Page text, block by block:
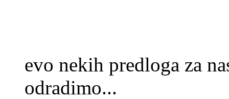
evo nekih predloga za
odradimo...